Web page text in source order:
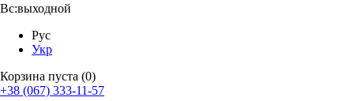
Вс:выходной
Рус
Укр
Корзина пуста (0)
+38 (067) 333-11-57